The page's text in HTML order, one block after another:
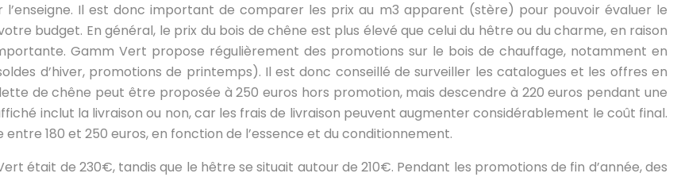
Il est donc important de comparer les prix au m3 apparent (stère) pour pouvoir évaluer le
budget. En général, le prix du bois de chêne est plus élevé que celui du hêtre ou du charme, en raison
Gamm Vert propose régulièrement des promotions sur le bois de chauffage, notamment en
d’hiver, promotions de printemps). Il est donc conseillé de surveiller les catalogues et les offres en
de chêne peut être proposée à 250 euros hors promotion, mais descendre à 220 euros pendant une
inclut la livraison ou non, car les frais de livraison peuvent augmenter considérablement le coût final.
180 et 250 euros, en fonction de l’essence et du conditionnement.
était de 230€, tandis que le hêtre se situait autour de 210€. Pendant les promotions de fin d’année, des